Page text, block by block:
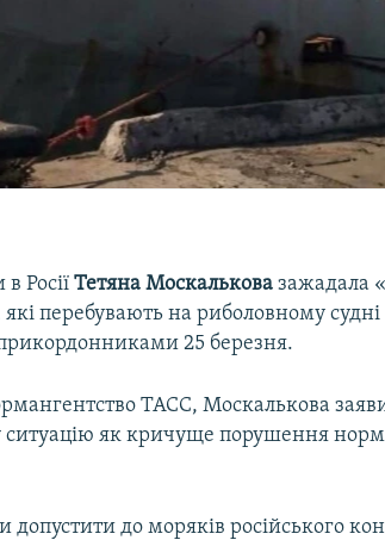
РосіїТетяна Москалькова зажадала
перебувають на риболовному
25 березня.
ТАСС, Москалькова
ситуацію як кричуще порушення норм
допустити до моряків російського